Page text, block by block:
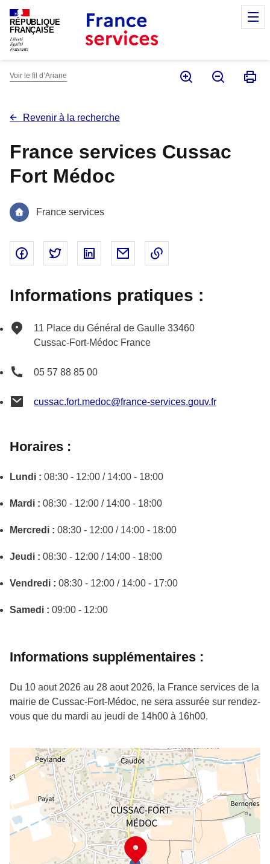
RÉPUBLIQUE
FRANÇAISE
Voir le fil d’Ariane
Revenir à la recherche
France services Cussac
Fort Médoc
France services
Partager sur Facebook - nouvelle fenêtre
Partager sur Twitter - nouvelle fenêtre
Partager sur Linked In - nouvelle
Partager par email - nouvelle
Informations pratiques :
11 Place du Général de Gaulle 33460
Cussac-Fort-Médoc France
05 57 88 85 00
cussac.fort.medoc@france-services.gouv.fr
Horaires :
Lundi : 08:30 - 12:00 / 14:00 - 18:00
Mardi : 08:30 - 12:00 / 14:00 - 18:00
Mercredi : 08:30 - 12:00 / 14:00 - 18:00
Jeudi : 08:30 - 12:00 / 14:00 - 18:00
Vendredi : 08:30 - 12:00 / 14:00 - 17:00
Samedi : 09:00 - 12:00
Informations supplémentaires :
Du 10 aout 2026 au 28 aout 2026, la France services de la
mairie de Cussac-Fort-Médoc, ne sera assurée sur rendez-
vous que du mardi au jeudi de 14h00 à 16h00.